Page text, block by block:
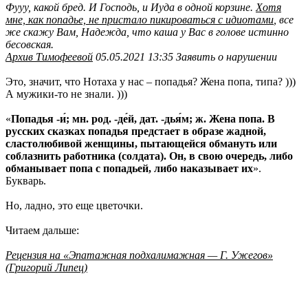
Фууу, какой бред. И Господь, и Иуда в одной корзине. Хотя
мне, как попадье, не пристало пикироваться с идиотами , все
же скажу Вам, Надежда, что каша у Вас в голове истинно
бесовская.
Архив Тимофеевой 05.05.2021 13:35 Заявить о нарушении
Это, значит, что Нотаха у нас – попадья? Жена попа, типа? )))
А мужики-то не знали. )))
«Попадья -и́; мн. род. -де́й, дат. -дья́м; ж. Жена попа. В
русских сказках попадья предстает в образе жадной,
сластолюбивой женщины, пытающейся обмануть или
соблазнить работника (солдата). Он, в свою очередь, либо
обманывает попа с попадьей, либо наказывает их».
Букварь.
Но, ладно, это еще цветочки.
Читаем дальше:
Рецензия на «Эпатажная подхалимажная — Г. Ужегов»
(Григорий Липец)